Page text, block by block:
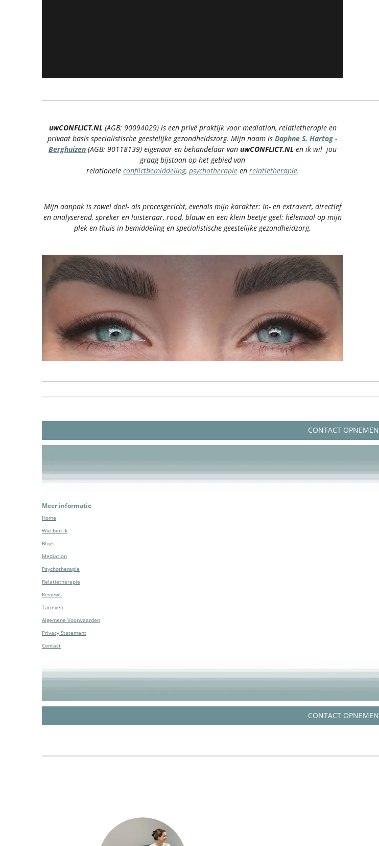
uwCONFLICT.NL(AGB: 90094029) is een privé praktijk voor mediation, relatietherapie en
privaat basis specialistische geestelijke gezondheidszorg. Mijn naam is Daphne S. Hartog -
Berghuizen (AGB: 90118139) eigenaar en behandelaar van uwCONFLICT.NL en ik wil jou
graag bijstaan op het gebied van
relationele conflictbemiddeling, psychotherapieen relatietherapie.
Mijn aanpak is zowel doel- als procesgericht, evenals mijn karakter: In- en extravert, directief
en analyserend, spreker en luisteraar, rood, blauw en een klein beetje geel: hélemaal op mijn
plek en thuis in bemiddeling en specialistische geestelijke gezondheidzorg.
CONTACT OPNEMEN
Meer informatie
Home
Wie ben ik
Blogs
Mediation
Psychotherapie
Relatietherapie
Reviews
Tarieven
Algemene Voorwaarden
Privacy Statement
Contact
CONTACT OPNEMEN